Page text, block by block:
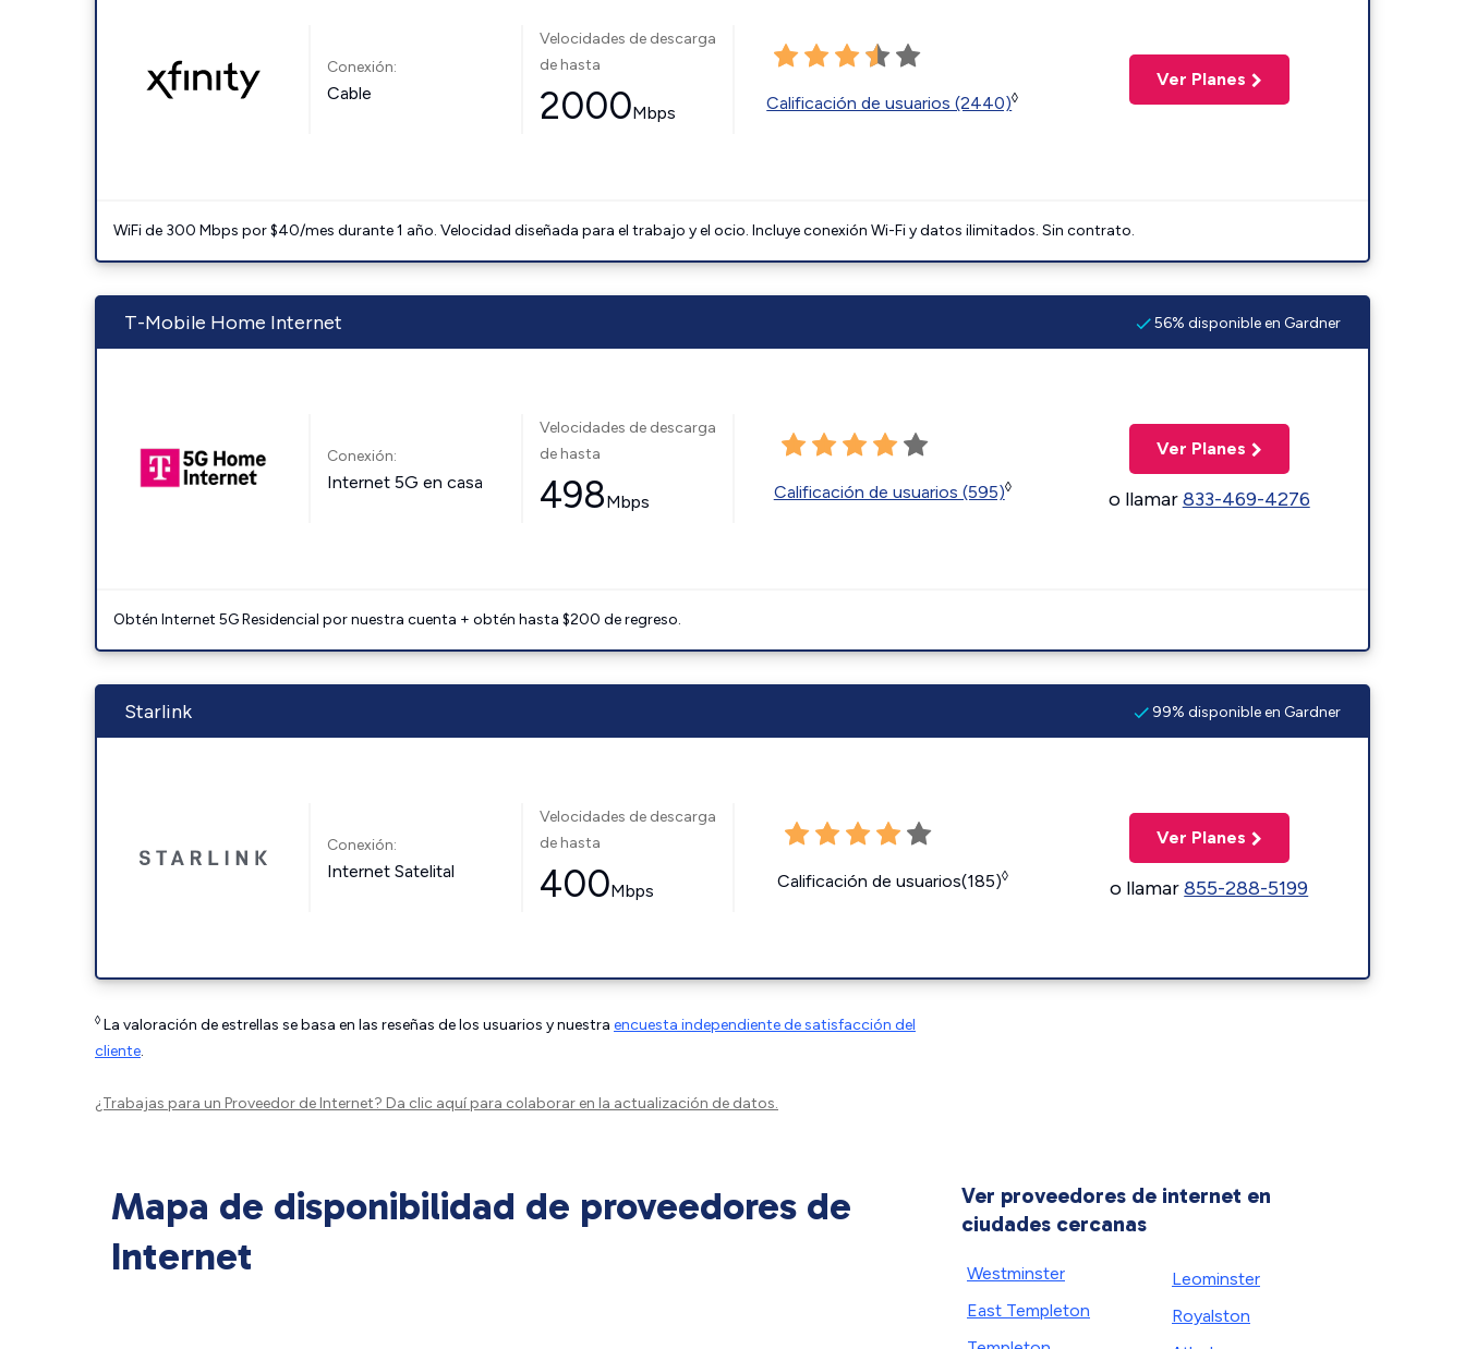
Conexión:
Cable
Velocidades de descarga
de hasta
2000Mbps Calificación de usuarios (2440)◊
Ver Planes
WiFi de 300 Mbps por $40/mes durante 1 año. Velocidad diseñada para el trabajo y el ocio. Incluye conexión Wi-Fi y datos ilimitados. Sin contrato.
T-Mobile Home Internet 56% disponible en Gardner
Conexión:
Internet 5G en casa
Velocidades de descarga
de hasta
498Mbps Calificación de usuarios (595)◊
Ver Planes
o llamar833-469-4276
Obtén Internet 5G Residencial por nuestra cuenta + obtén hasta $200 de regreso.
Starlink 99% disponible en Gardner
Conexión:
Internet Satelital
Velocidades de descarga
de hasta
400Mbps Calificación de usuarios(185)◊
Ver Planes
o llamar855-288-5199
◊ La valoración de estrellas se basa en las reseñas de los usuarios y nuestra encuesta independiente de satisfacción del
cliente.
¿Trabajas para un Proveedor de Internet? Da clic aquípara colaborar en la actualización de datos.
Mapa de disponibilidad de proveedores de
Internet
Ver proveedores de internet en
ciudades cercanas
Westminster
East Templeton
Leominster
Royalston